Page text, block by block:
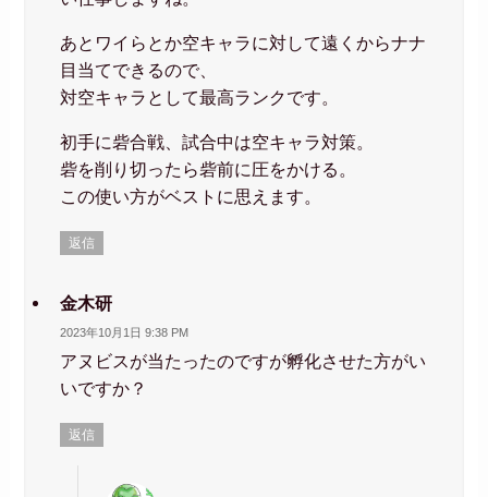
あとワイらとか空キャラに対して遠くからナナ
目当てできるので、
対空キャラとして最高ランクです。
初手に砦合戦、試合中は空キャラ対策。
砦を削り切ったら砦前に圧をかける。
この使い方がベストに思えます。
返信
金木研
2023年10月1日 9:38 PM
アヌビスが当たったのですが孵化させた方がい
いですか？
返信